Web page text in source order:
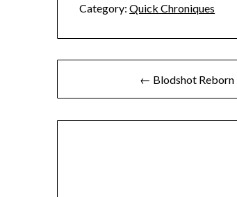
Category: Quick Chroniques
de
l’article
← Blodshot Reborn